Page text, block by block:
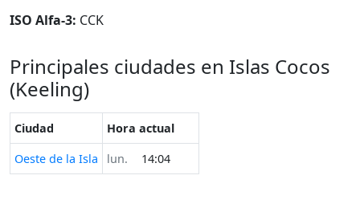
ISO Alfa-3: CCK
Principales ciudades en Islas Cocos
(Keeling)
Ciudad
Hora actual
Oeste de la Isla
lun. 14:04